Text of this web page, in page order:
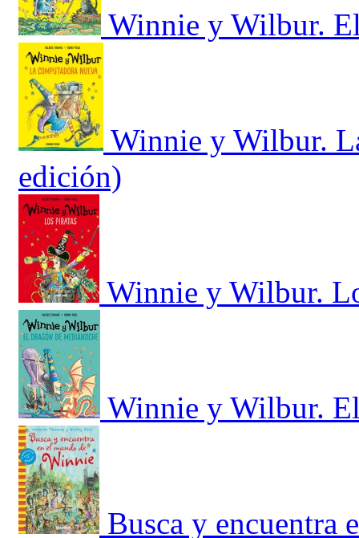
Winnie y Wilbur.
Winnie y Wilbur.
edición)
Winnie y Wilbur.
Winnie y Wilbur.
Busca y encuentra